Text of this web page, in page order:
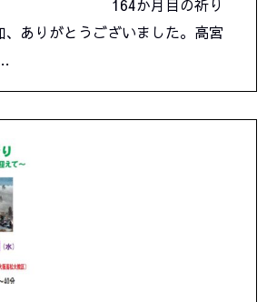
月目の祈り
ありがとうございました。高宮